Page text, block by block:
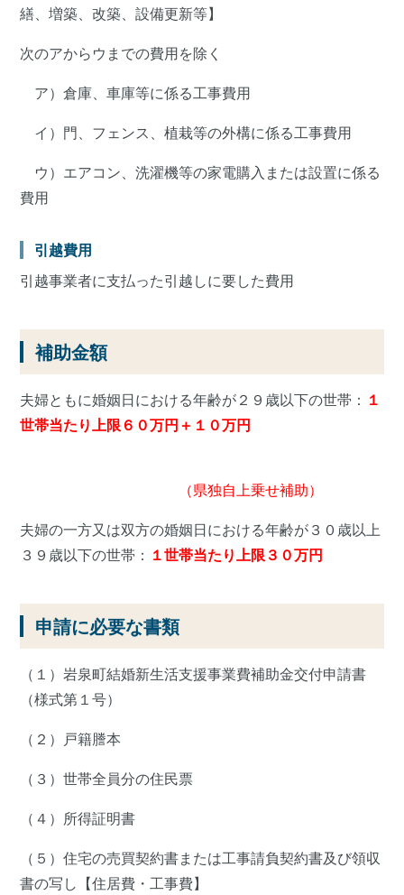
繕、増築、改築、設備更新等】
次のアからウまでの費用を除く
ア）倉庫、車庫等に係る工事費用
イ）門、フェンス、植栽等の外構に係る工事費用
ウ）エアコン、洗濯機等の家電購入または設置に係る
費用
引越費用
引越事業者に支払った引越しに要した費用
補助金額
夫婦ともに婚姻日における年齢が２９歳以下の世帯： １
世帯当たり上限６０万円＋１０万円
（県独自上乗せ補助）
夫婦の一方又は双方の婚姻日における年齢が３０歳以上
３９歳以下の世帯： １世帯当たり上限３０万円
申請に必要な書類
（１）岩泉町結婚新生活支援事業費補助金交付申請書
（様式第１号）
（２）戸籍謄本
（３）世帯全員分の住民票
（４）所得証明書
（５）住宅の売買契約書または工事請負契約書及び領収
書の写し【住居費・工事費】